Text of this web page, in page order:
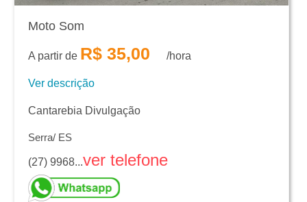
Moto Som
A partir de R$ 35,00 /hora
Ver descrição
Cantarebia Divulgação
Serra/ ES
(27) 9968...ver telefone